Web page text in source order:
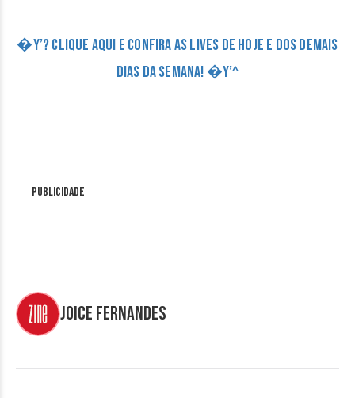
�Y’? CLIQUE AQUI E CONFIRA AS LIVES DE HOJE E DOS DEMAIS
DIAS DA SEMANA! �Y’^
Publicidade
Joice Fernandes